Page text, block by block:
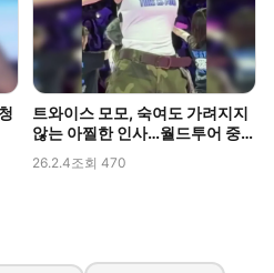
트와이스 모모, 숙여도 가려지지
않는 아찔한 인사…월드투어 중
26.2.4조회 470